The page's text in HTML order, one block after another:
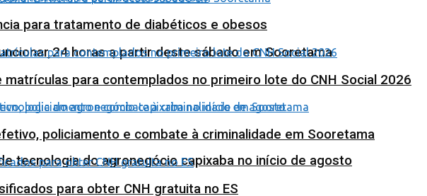
24 horas a partir deste sábado em Sooretama
tecnologia do agronegócio capixaba no início de agosto
para tratamento de diabéticos e obesos
para contemplados no primeiro lote do CNH Social 2026
policiamento e combate à criminalidade em Sooretama
para obter CNH gratuita no ES